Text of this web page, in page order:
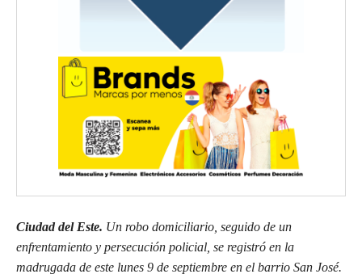
Ciudad del Este. Un robo domiciliario, seguido de un
enfrentamiento y persecución policial, se registró en la
madrugada de este lunes 9 de septiembre en el barrio San José.